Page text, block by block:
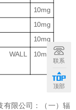
10mg
10mg
10mg
10mg
限公司： （一）辐
联系
顶部